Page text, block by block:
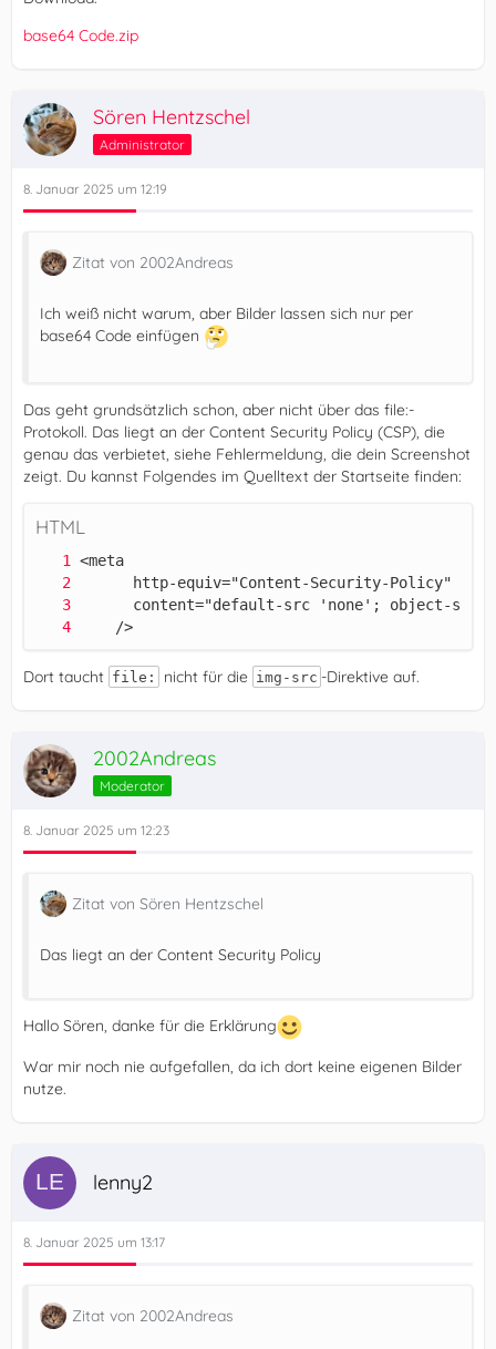
base64 Code.zip
Sören Hentzschel
Administrator
8. Januar 2025 um 12:19
Zitat von 2002Andreas
Ich weiß nicht warum, aber Bilder lassen sich nur per
base64 Code einfügen
Das geht grundsätzlich schon, aber nicht über das file:-
Protokoll. Das liegt an der Content Security Policy (CSP), die
genau das verbietet, siehe Fehlermeldung, die dein Screenshot
zeigt. Du kannst Folgendes im Quelltext der Startseite finden:
HTML
    />
Dort taucht file: nicht für die img-src -Direktive auf.
2002Andreas
Moderator
8. Januar 2025 um 12:23
Zitat von Sören Hentzschel
Das liegt an der Content Security Policy
Hallo Sören, danke für die Erklärung
War mir noch nie aufgefallen, da ich dort keine eigenen Bilder
nutze.
lenny2
8. Januar 2025 um 13:17
Zitat von 2002Andreas